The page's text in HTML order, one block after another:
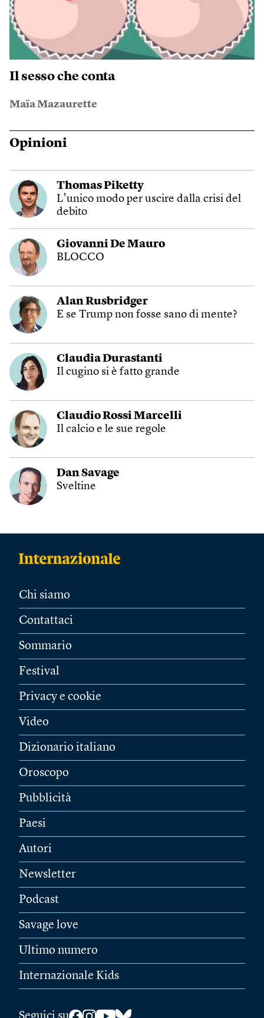
Il sesso che conta
Maïa Mazaurette
Opinioni
Thomas Piketty
L’unico modo per uscire dalla crisi del
debito
Giovanni De Mauro
BLOCCO
Alan Rusbridger
E se Trump non fosse sano di mente?
Claudia Durastanti
Il cugino si è fatto grande
Claudio Rossi Marcelli
Il calcio e le sue regole
Dan Savage
Sveltine
Chi siamo
Contattaci
Sommario
Festival
Privacy e cookie
Video
Dizionario italiano
Oroscopo
Pubblicità
Paesi
Autori
Newsletter
Podcast
Savage love
Ultimo numero
Internazionale Kids